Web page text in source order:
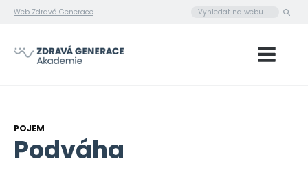
Web Zdravá Generace
POJEM
Podváha